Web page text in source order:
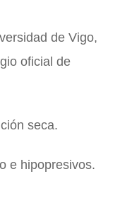
de Vigo,
oficial de
seca.
e hipopresivos.